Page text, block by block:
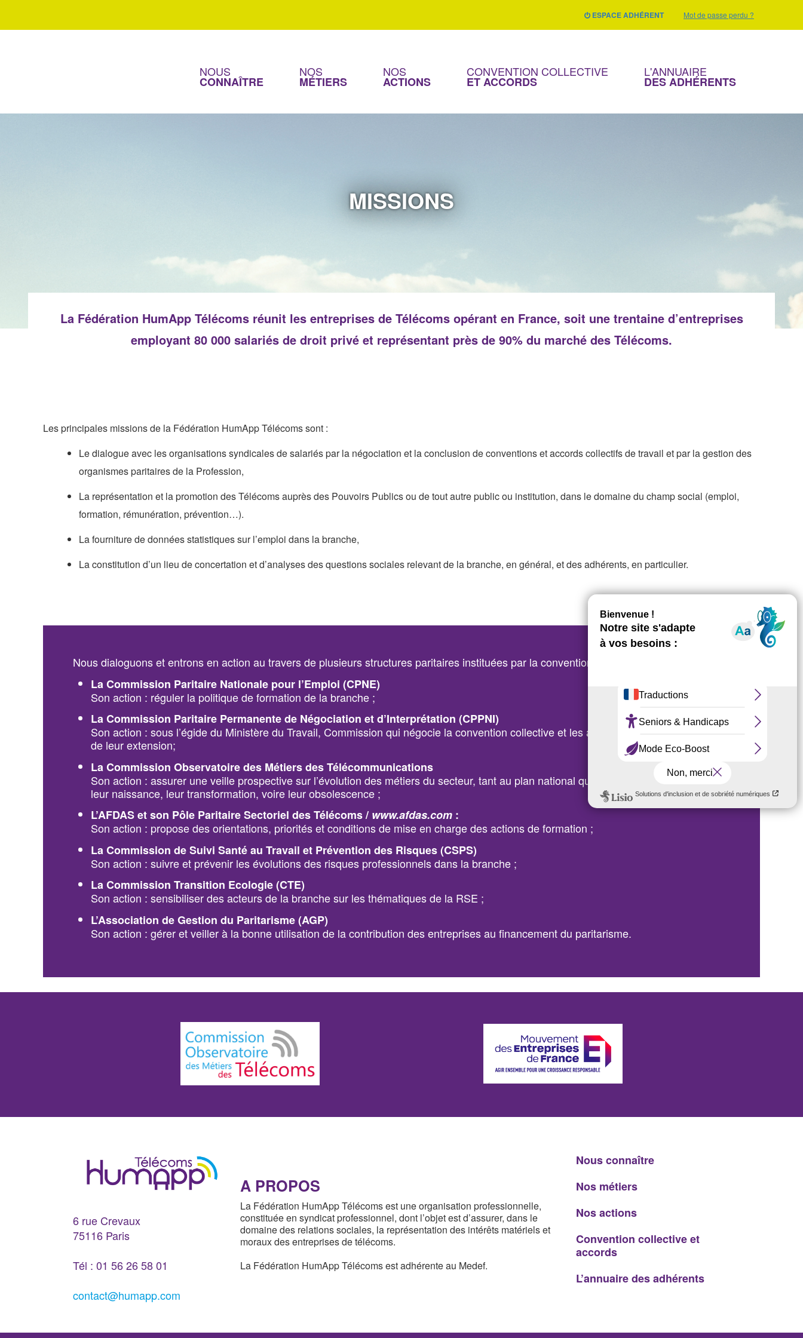
ESPACE ADHÉRENT Mot de passe perdu ?
NOUS
CONNAÎTRE
NOS
MÉTIERS
NOS
ACTIONS
CONVENTION COLLECTIVE
ET ACCORDS
L'ANNUAIRE
DES ADHÉRENTS
MISSIONS
La Fédération HumApp Télécoms réunit les entreprises de Télécoms opérant en France, soit une trentaine d’entreprises
employant 80 000 salariés de droit privé et représentant près de 90% du marché des Télécoms.
Les principales missions de la Fédération HumApp Télécoms sont :
Le dialogue avec les organisations syndicales de salariés par la négociation et la conclusion de conventions et accords collectifs de travail et par la gestion des
organismes paritaires de la Profession,
La représentation et la promotion des Télécoms auprès des Pouvoirs Publics ou de tout autre public ou institution, dans le domaine du champ social (emploi,
formation, rémunération, prévention…).
La fourniture de données statistiques sur l’emploi dans la branche,
La constitution d’un lieu de concertation et d’analyses des questions sociales relevant de la branche, en général, et des adhérents, en particulier.
Nous dialoguons et entrons en action au travers de plusieurs structures paritaires instituées par la convention collective :
La Commission Paritaire Nationale pour l’Emploi (CPNE)
Son action : réguler la politique de formation de la branche ;
La Commission Paritaire Permanente de Négociation et d’Interprétation (CPPNI)
Son action : sous l’égide du Ministère du Travail, Commission qui négocie la convention collective et les accords de branche en vue
de leur extension;
La Commission Observatoire des Métiers des Télécommunications
Son action : assurer une veille prospective sur l’évolution des métiers du secteur, tant au plan national qu’international, afin d’anticiper
leur naissance, leur transformation, voire leur obsolescence ;
L’AFDAS et son Pôle Paritaire Sectoriel des Télécoms / www.afdas.com :
Son action : propose des orientations, priorités et conditions de mise en charge des actions de formation ;
La Commission de Suivi Santé au Travail et Prévention des Risques (CSPS)
Son action : suivre et prévenir les évolutions des risques professionnels dans la branche ;
La Commission Transition Ecologie (CTE)
Son action : sensibiliser des acteurs de la branche sur les thématiques de la RSE ;
L’Association de Gestion du Paritarisme (AGP)
Son action : gérer et veiller à la bonne utilisation de la contribution des entreprises au financement du paritarisme.
6 rue Crevaux
75116 Paris
Tél : 01 56 26 58 01
contact@humapp.com
Nous connaître
Nos métiers
Nos actions
Convention collective et
accords
L’annuaire des adhérents
A PROPOS
La Fédération HumApp Télécoms est une organisation professionnelle,
constituée en syndicat professionnel, dont l’objet est d’assurer, dans le
domaine des relations sociales, la représentation des intérêts matériels et
moraux des entreprises de télécoms.
La Fédération HumApp Télécoms est adhérente au Medef.